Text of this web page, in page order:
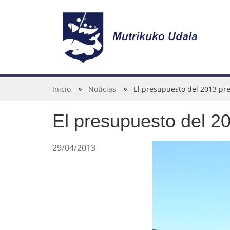
a
U
t
d
Inicio Noticias El presupuesto del 2013
El presupuesto del
29/04/2013